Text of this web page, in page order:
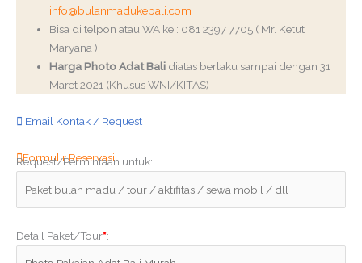
info@bulanmadukebali.com
Bisa di telpon atau WA ke : 081 2397 7705 ( Mr. Ketut
Maryana )
Harga Photo Adat Bali diatas berlaku sampai dengan 31
Maret 2021 (Khusus WNI/KITAS)
Email Kontak / Request
Formulir Reservasi
Request/Permintaan untuk:
Detail Paket/Tour*: